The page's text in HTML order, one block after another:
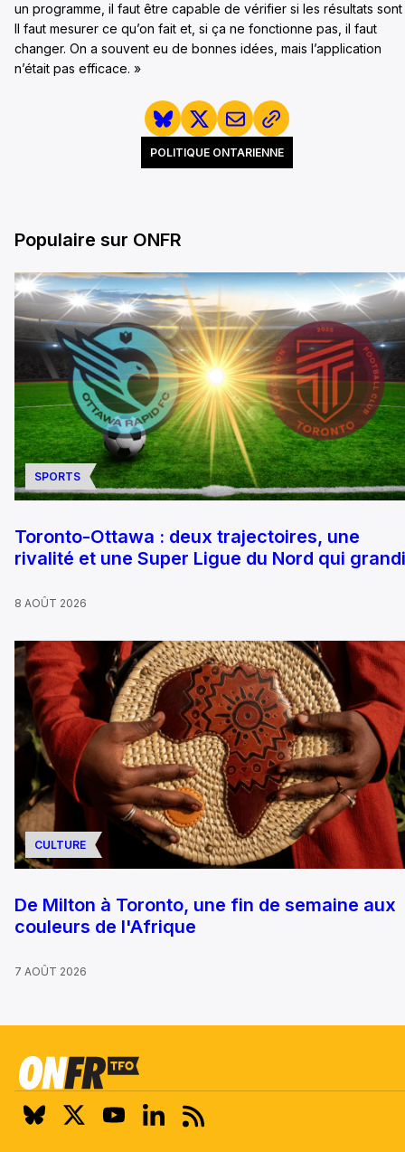
un programme, il faut être capable de vérifier si les résultats sont
Il faut mesurer ce qu’on fait et, si ça ne fonctionne pas, il faut
changer. On a souvent eu de bonnes idées, mais l’application
n’était pas efficace. »
POLITIQUE ONTARIENNE
Populaire sur ONFR
SPORTS
Toronto-Ottawa : deux trajectoires, une
rivalité et une Super Ligue du Nord qui
8 AOÛT 2026
CULTURE
De Milton à Toronto, une fin de semaine aux
couleurs de l'Afrique
7 AOÛT 2026